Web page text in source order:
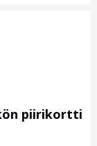
piirikortti